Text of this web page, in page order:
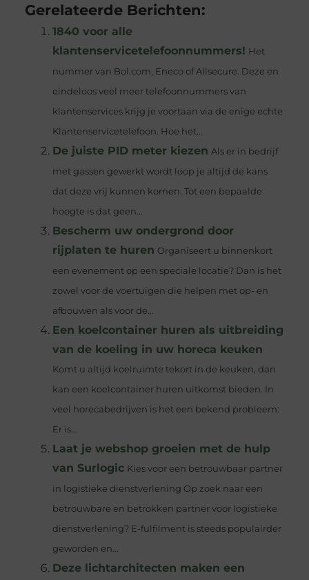
Gerelateerde Berichten:
1840 voor alle
klantenservicetelefoonnummers! Het
nummer van Bol.com, Eneco of Allsecure. Deze en
eindeloos veel meer telefoonnummers van
klantenservices krijg je voortaan via de enige echte
Klantenservicetelefoon. Hoe het...
De juiste PID meter kiezen Als er in bedrijf
met gassen gewerkt wordt loop je altijd de kans
dat deze vrij kunnen komen. Tot een bepaalde
hoogte is dat geen...
Bescherm uw ondergrond door
rijplaten te huren Organiseert u binnenkort
een evenement op een speciale locatie? Dan is het
zowel voor de voertuigen die helpen met op- en
afbouwen als voor de...
Een koelcontainer huren als uitbreiding
van de koeling in uw horeca keuken
Komt u altijd koelruimte tekort in de keuken, dan
kan een koelcontainer huren uitkomst bieden. In
veel horecabedrijven is het een bekend probleem:
Er is...
Laat je webshop groeien met de hulp
van Surlogic Kies voor een betrouwbaar partner
in logistieke dienstverlening Op zoek naar een
betrouwbare en betrokken partner voor logistieke
dienstverlening? E-fulfilment is steeds populairder
geworden en...
Deze lichtarchitecten maken een